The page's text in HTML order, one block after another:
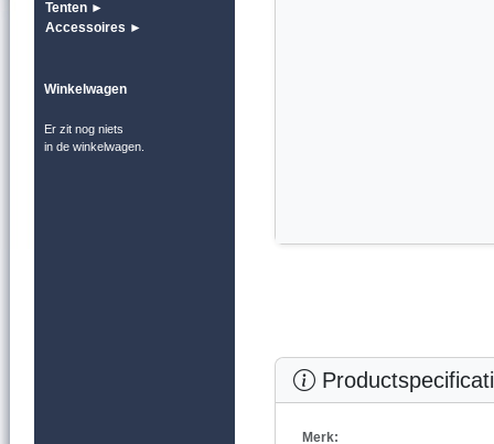
Tenten ►
Accessoires ►
Winkelwagen
Er zit nog niets
in de winkelwagen.
Merk: